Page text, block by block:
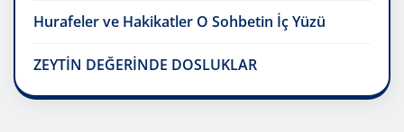
Hurafeler ve Hakikatler O Sohbetin İç Yüzü
ZEYTİN DEĞERİNDE DOSLUKLAR